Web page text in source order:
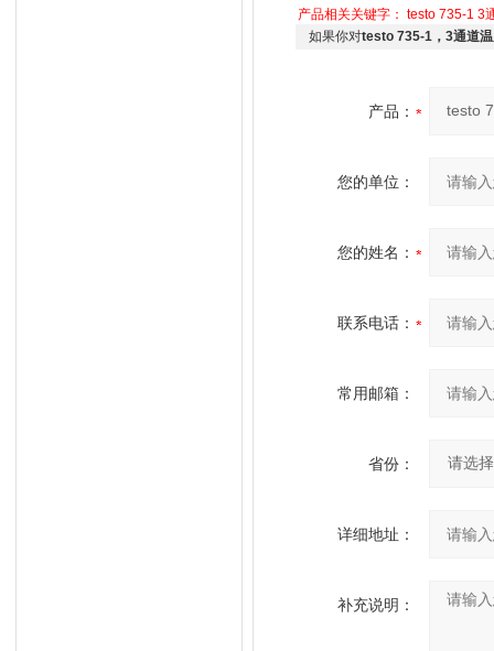
产品相关关键字： testo 735-1 3
如果你对testo 735-1，3通道
产品：
您的单位：
您的姓名：
联系电话：
常用邮箱：
省份：
详细地址：
补充说明：